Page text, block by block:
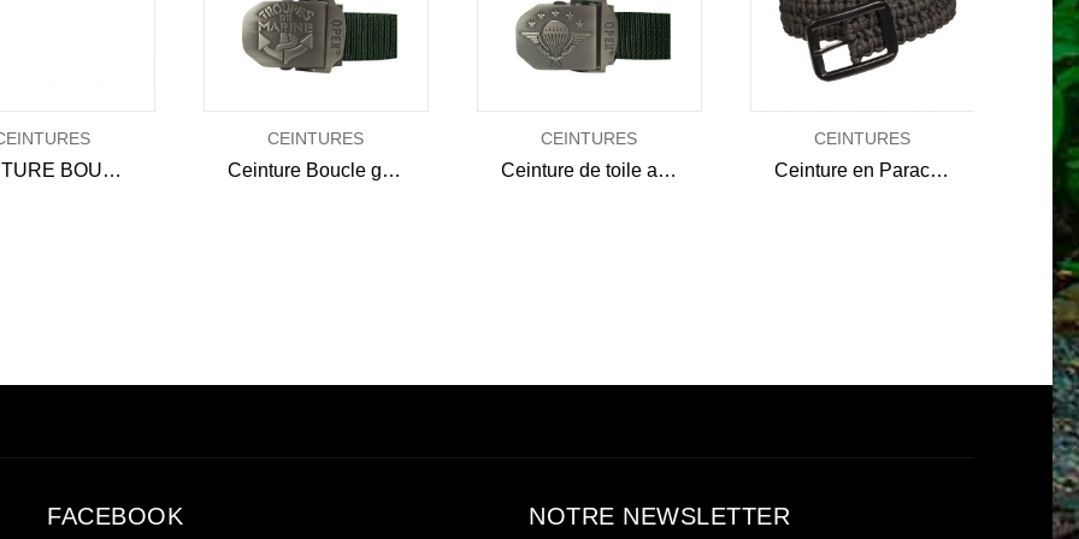
CEINTURE BOUCLE GRAVÉE SAPEURS POMPIERS
CEINTURES
Ceinture Boucle gravée Troupes de Marine
CEINTURES
Ceinture de toile avec boucle gravée Parachutiste GRAVÉE PARA
CEINTURES
Ceinture en Paracorde
FACEBOOK NOTRE NEWSLETTER